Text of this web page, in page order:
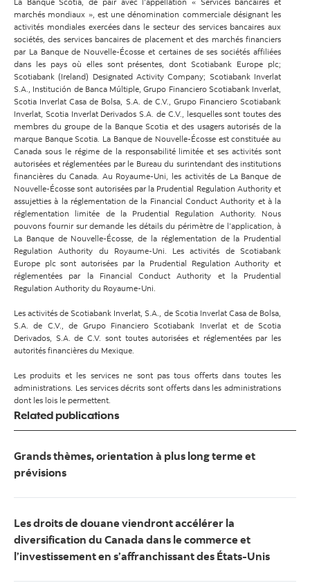
marchés mondiaux », est une dénomination commerciale désignant les
activités mondiales exercées dans le secteur des services bancaires aux
sociétés, des services bancaires de placement et des marchés financiers
par La Banque de Nouvelle-Écosse et certaines de ses sociétés affiliées
dans les pays où elles sont présentes, dont Scotiabank Europe plc;
Scotiabank (Ireland) Designated Activity Company; Scotiabank Inverlat
S.A., Institución de Banca Múltiple, Grupo Financiero Scotiabank Inverlat,
Scotia Inverlat Casa de Bolsa, S.A. de C.V., Grupo Financiero Scotiabank
Inverlat, Scotia Inverlat Derivados S.A. de C.V., lesquelles sont toutes des
membres du groupe de la Banque Scotia et des usagers autorisés de la
marque Banque Scotia. La Banque de Nouvelle-Écosse est constituée au
Canada sous le régime de la responsabilité limitée et ses activités sont
autorisées et réglementées par le Bureau du surintendant des institutions
financières du Canada. Au Royaume-Uni, les activités de La Banque de
Nouvelle-Écosse sont autorisées par la Prudential Regulation Authority et
assujetties à la réglementation de la Financial Conduct Authority et à la
réglementation limitée de la Prudential Regulation Authority. Nous
pouvons fournir sur demande les détails du périmètre de l’application, à
La Banque de Nouvelle-Écosse, de la réglementation de la Prudential
Regulation Authority du Royaume-Uni. Les activités de Scotiabank
Europe plc sont autorisées par la Prudential Regulation Authority et
réglementées par la Financial Conduct Authority et la Prudential
Regulation Authority du Royaume-Uni.
Les activités de Scotiabank Inverlat, S.A., de Scotia Inverlat Casa de Bolsa,
S.A. de C.V., de Grupo Financiero Scotiabank Inverlat et de Scotia
Derivados, S.A. de C.V. sont toutes autorisées et réglementées par les
autorités financières du Mexique.
Les produits et les services ne sont pas tous offerts dans toutes les
administrations. Les services décrits sont offerts dans les administrations
dont les lois le permettent.
Related publications
Grands thèmes, orientation à plus long terme et
prévisions
Les droits de douane viendront accélérer la
diversification du Canada dans le commerce et
l’investissement en s’affranchissant des États-Unis